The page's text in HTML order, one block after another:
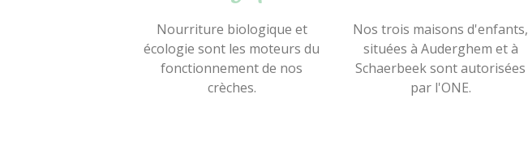
Nourriture biologique et
écologie sont les moteurs du
fonctionnement de nos
crèches.
Nos trois maisons d'enfants,
situées à Auderghem et à
Schaerbeek sont autorisées
par l'ONE.